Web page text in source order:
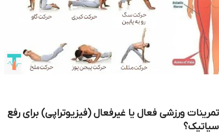
تمرینات ورزشی فعال یا غیرفعال (فیزیوتراپی) برای رفع
سیاتیک؟